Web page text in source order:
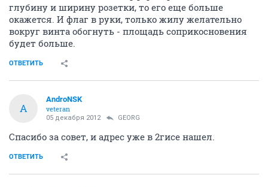
глубину и ширину розетки, то его еще больше
окажется. И флаг в руки, только жилу желательно
вокруг винта обогнуть - площадь соприкосновения
будет больше.
ОТВЕТИТЬ
A
AndroNSK
veteran
05 декабря 2012 GEORG
Спасибо за совет, и адрес уже в 2гисе нашел.
ОТВЕТИТЬ